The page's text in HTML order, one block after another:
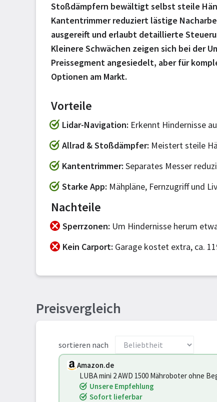
Stoßdämpfern bewältigt selbst steile
Kantentrimmer reduziert lästige
ausgereift und erlaubt detaillierte
Kleinere Schwächen zeigen sich bei der
Preissegment angesiedelt, aber für
Optionen am Markt.
Vorteile
Lidar-Navigation Erkennt Hindernisse
Allrad & Stoßdämpfer Meistert steile
Kantentrimmer Separates Messer
Starke App Mähpläne, Fernzugriff und
Nachteile
Sperrzonen Um Hindernisse herum
Kein Carport Garage kostet extra, ca.
Preisvergleich
sortieren nach
Amazon.de
LUBA mini 2 AWD 1500 Mähroboter ohne
Unsere Empfehlung
Sofort lieferbar